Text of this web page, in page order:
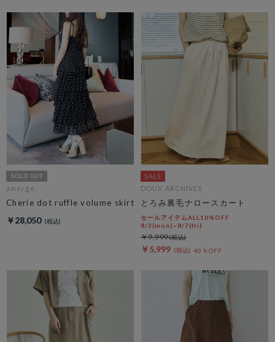
amerge.
Cherie dot ruffle volume skirt
￥28,050
DOUX ARCHIVES
とろみ裏毛ナロースカート
セールアイテムALL10%OFF
8/3(mon)~8/7(fri)
￥5,999 40％OFF
￥9,999